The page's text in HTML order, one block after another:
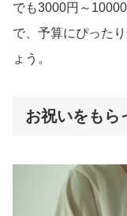
でも3000円～
で、予算にぴった
ょう。
お祝いをもら